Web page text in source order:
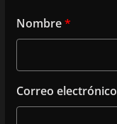
Nombre*
Correo electrónico